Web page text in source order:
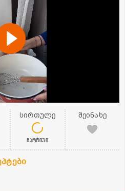
სირთულე
მარტივი
შეინახე